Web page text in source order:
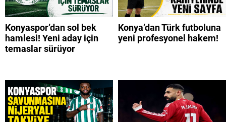
Konyaspor’dan sol bek
hamlesi! Yeni aday için
temaslar sürüyor
Konya’dan Türk futboluna
yeni profesyonel hakem!